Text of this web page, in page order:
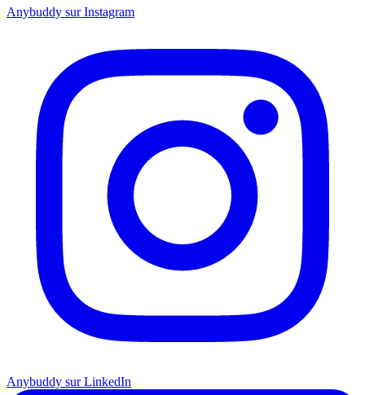
Anybuddy sur Instagram
Anybuddy sur LinkedIn